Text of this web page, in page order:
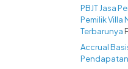
PBJT Jasa
Pemilik Villa
Terbarunya
Accrual